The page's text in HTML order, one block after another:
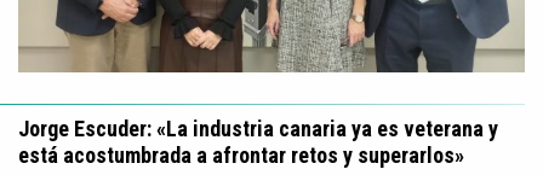
Jorge Escuder: «La industria canaria ya es veterana y
está acostumbrada a afrontar retos y superarlos»